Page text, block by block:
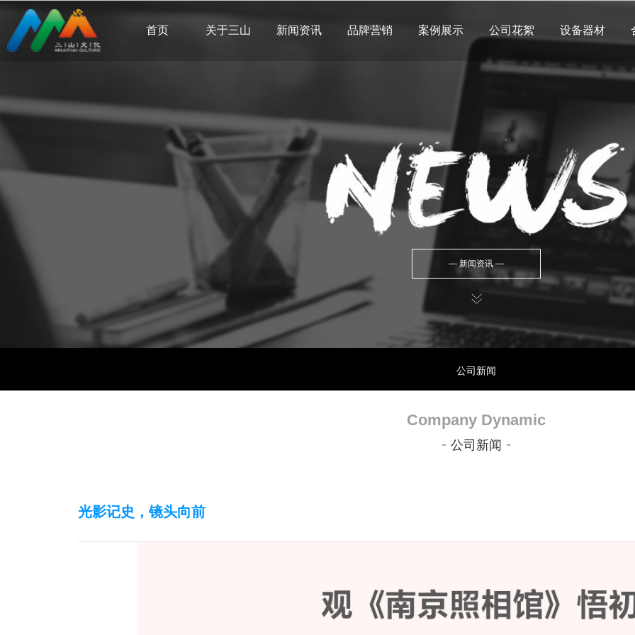
首页 关于三山 新闻资讯 品牌营销 案例展示 公司花絮
活动花絮
设备器材
— 新闻资讯 —
公司新闻
Company Dynamic
- 公司新闻 -
光影记史，镜头向前